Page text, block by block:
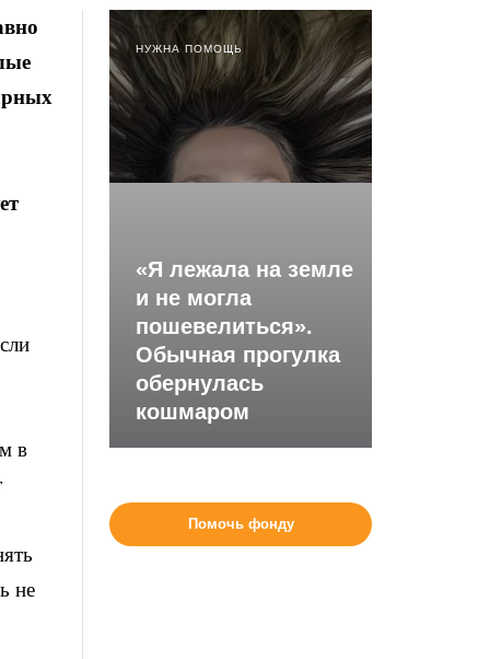
в
не
НУЖНА ПОМОЩЬ
«Я лежала на земле
и не могла
пошевелиться».
Обычная прогулка
обернулась
кошмаром
Помочь фонду